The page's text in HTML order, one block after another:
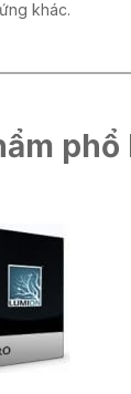
khác.
phổ